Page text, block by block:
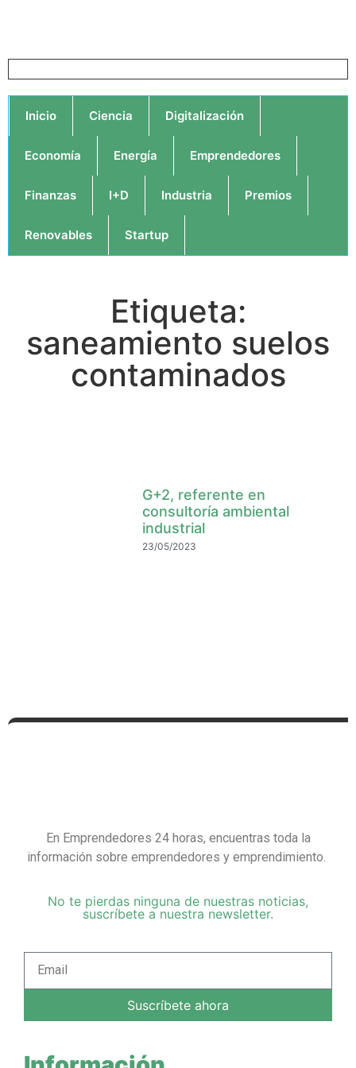
Inicio Ciencia Digitalización
Economía Energía Emprendedores
Finanzas I+D Industria Premios
Renovables Startup
Etiqueta:
saneamiento suelos
contaminados
G+2, referente en
consultoría ambiental
industrial
23/05/2023
En Emprendedores 24 horas, encuentras toda la
información sobre emprendedores y emprendimiento.
No te pierdas ninguna de nuestras noticias,
suscríbete a nuestra newsletter.
Suscríbete ahora